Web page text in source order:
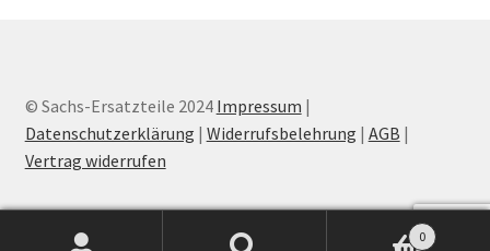
© Sachs-Ersatzteile 2024 Impressum |
Datenschutzerklärung | Widerrufsbelehrung | AGB |
Vertrag widerrufen
0